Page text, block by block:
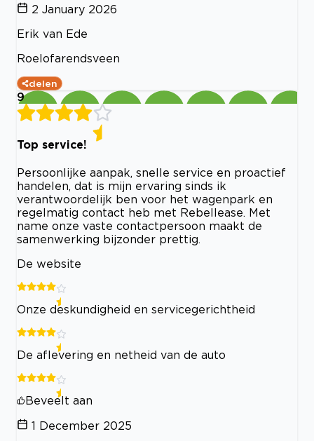
2 January 2026
Erik van Ede
Roelofarendsveen
delen
9
Top service!
Persoonlijke aanpak, snelle service en proactief
handelen, dat is mijn ervaring sinds ik
verantwoordelijk ben voor het wagenpark en
regelmatig contact heb met Rebellease. Met
name onze vaste contactpersoon maakt de
samenwerking bijzonder prettig.
De website
Onze deskundigheid en servicegerichtheid
De aflevering en netheid van de auto
Beveelt aan
1 December 2025